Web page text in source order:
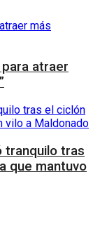
atraer
tranquilo tras
que mantuvo